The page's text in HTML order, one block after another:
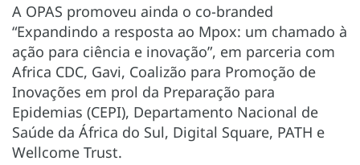
A OPAS promoveu ainda o co-branded
“Expandindo a resposta ao Mpox: um chamado à
ação para ciência e inovação”, em parceria com
Africa CDC, Gavi, Coalizão para Promoção de
Inovações em prol da Preparação para
Epidemias (CEPI), Departamento Nacional de
Saúde da África do Sul, Digital Square, PATH e
Wellcome Trust.